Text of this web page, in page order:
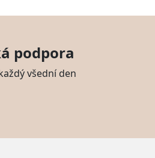
podpora
všední den